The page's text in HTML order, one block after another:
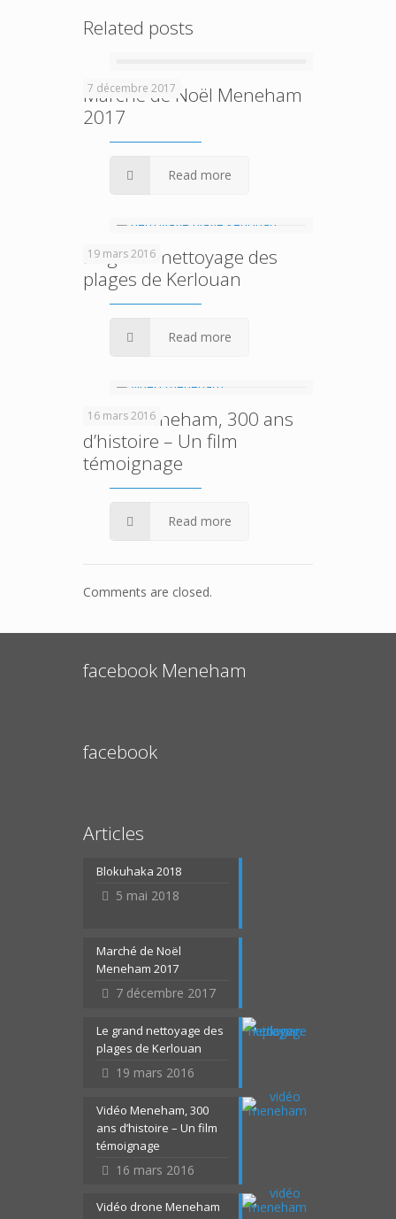
Related posts
7 décembre 2017
Marché de Noël Meneham
2017
Read more
19 mars 2016
Le grand nettoyage des
plages de Kerlouan
Read more
16 mars 2016
Vidéo Meneham, 300 ans
d’histoire – Un film
témoignage
Read more
Comments are closed.
facebook Meneham
facebook
Articles
Blokuhaka 2018
5 mai 2018
Marché de Noël
Meneham 2017
7 décembre 2017
Le grand nettoyage des
plages de Kerlouan
19 mars 2016
Vidéo Meneham, 300
ans d’histoire – Un film
témoignage
16 mars 2016
Vidéo drone Meneham